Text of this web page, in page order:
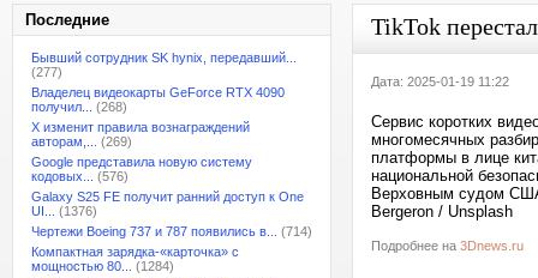
Последние
Бывший сотрудник SK hynix, передавший...
(277)
Владелец видеокарты GeForce RTX 4090
получил...
(268)
X изменит правила вознаграждений
авторам,...
(269)
Google представила новую систему
кодовых...
(576)
Galaxy S25 FE получит ранний доступ к One
UI...
(1376)
Чертежи Boeing 737 и 787 появились в...
(714)
Компактная зарядка-«карточка» с
мощностью 80...
(1284)
TikTok
Дата: 2025-01-19 11:22
Сервис коротких
многомесячных
платформы в лице
национальной
Верховным судом США
Bergeron / Unsplash
Подробнее на 3Dnews.ru